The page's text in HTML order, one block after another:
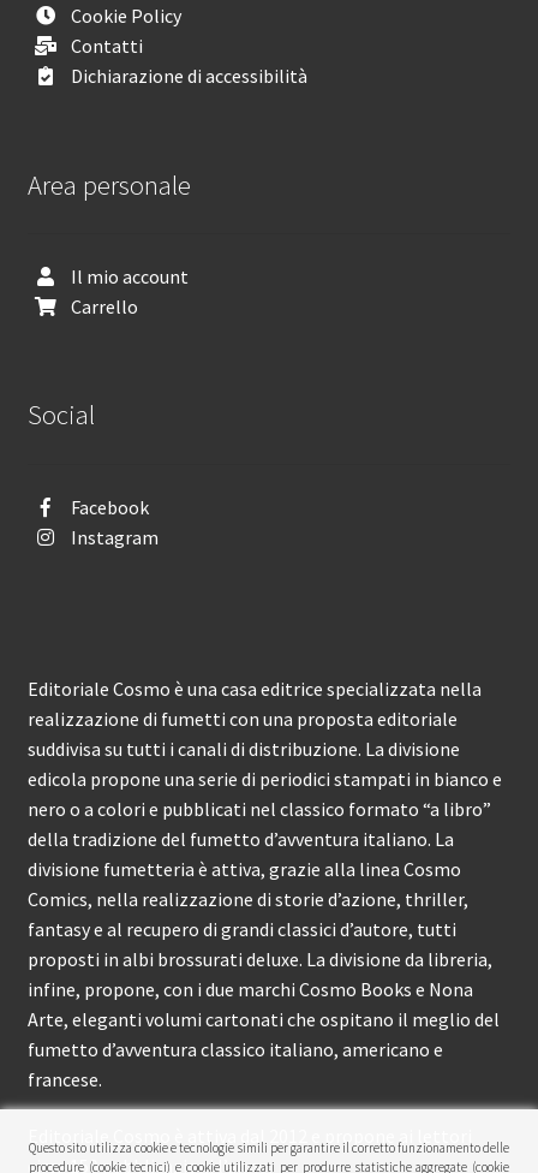
Cookie Policy
Contatti
Dichiarazione di accessibilità
Area personale
Il mio account
Carrello
Social
Facebook
Instagram
Editoriale Cosmo è una casa editrice specializzata nella
realizzazione di fumetti con una proposta editoriale
suddivisa su tutti i canali di distribuzione. La divisione
edicola propone una serie di periodici stampati in bianco e
nero o a colori e pubblicati nel classico formato “a libro”
della tradizione del fumetto d’avventura italiano. La
divisione fumetteria è attiva, grazie alla linea Cosmo
Comics, nella realizzazione di storie d’azione, thriller,
fantasy e al recupero di grandi classici d’autore, tutti
proposti in albi brossurati deluxe. La divisione da libreria,
infine, propone, con i due marchi Cosmo Books e Nona
Arte, eleganti volumi cartonati che ospitano il meglio del
fumetto d’avventura classico italiano, americano e
francese.
Editoriale Cosmo è attiva dal 2012 e propone ai lettori
circa 150 pubblicazioni l’anno.
Questo sito utilizza cookie e tecnologie simili per garantire il corretto funzionamento delle
procedure (cookie tecnici) e cookie utilizzati per produrre statistiche aggregate (cookie